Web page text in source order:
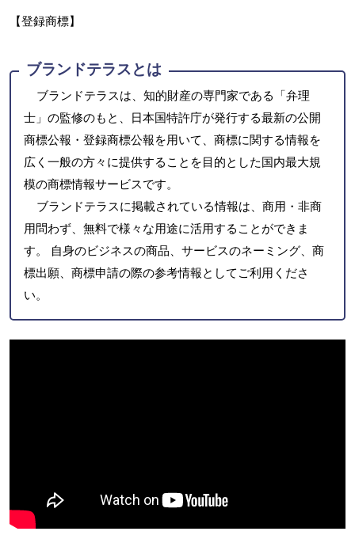
【登録商標】
ブランドテラスとは
ブランドテラスは、知的財産の専門家である「弁理
士」の監修のもと、日本国特許庁が発行する最新の公開
商標公報・登録商標公報を用いて、商標に関する情報を
広く一般の方々に提供することを目的とした国内最大規
模の商標情報サービスです。
ブランドテラスに掲載されている情報は、商用・非商
用問わず、無料で様々な用途に活用することができま
す。 自身のビジネスの商品、サービスのネーミング、商
標出願、商標申請の際の参考情報としてご利用くださ
い。